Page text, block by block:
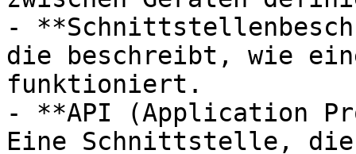
-
die beschreibt, wie
funktioniert.
- **API (Application
Eine Schnittstelle, die